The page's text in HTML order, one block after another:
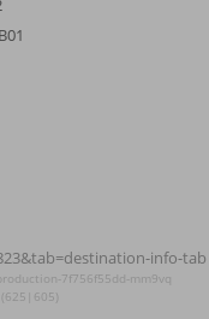
info-tab
7f756f55dd-mm9vq